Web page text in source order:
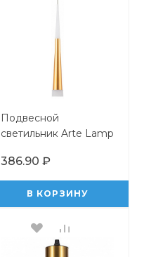
Подвесной
светильник Arte Lamp
386.90 ₽
В КОРЗИНУ